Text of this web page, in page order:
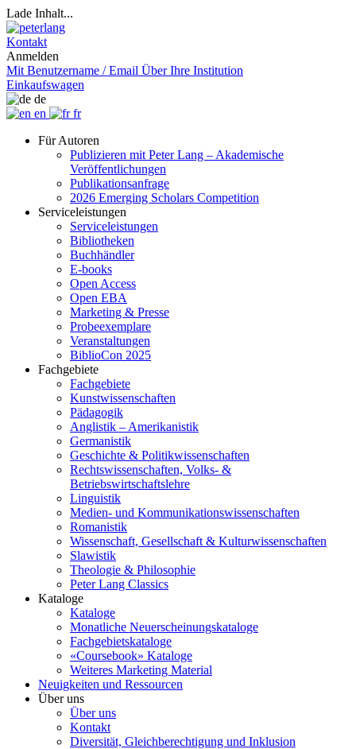
Lade Inhalt...
Kontakt
Anmelden
Mit Benutzername / Email Über Ihre Institution
Einkaufswagen
de
en
fr
Für Autoren
Publizieren mit Peter Lang – Akademische
Veröffentlichungen
Publikationsanfrage
2026 Emerging Scholars Competition
Serviceleistungen
Serviceleistungen
Bibliotheken
Buchhändler
E-books
Open Access
Open EBA
Marketing & Presse
Probeexemplare
Veranstaltungen
BiblioCon 2025
Fachgebiete
Fachgebiete
Kunstwissenschaften
Pädagogik
Anglistik – Amerikanistik
Germanistik
Geschichte & Politikwissenschaften
Rechtswissenschaften, Volks- &
Betriebswirtschaftslehre
Linguistik
Medien- und Kommunikationswissenschaften
Romanistik
Wissenschaft, Gesellschaft & Kulturwissenschaften
Slawistik
Theologie & Philosophie
Peter Lang Classics
Kataloge
Kataloge
Monatliche Neuerscheinungskataloge
Fachgebietskataloge
«Coursebook» Kataloge
Weiteres Marketing Material
Neuigkeiten und Ressourcen
Über uns
Über uns
Kontakt
Diversität, Gleichberechtigung und Inklusion